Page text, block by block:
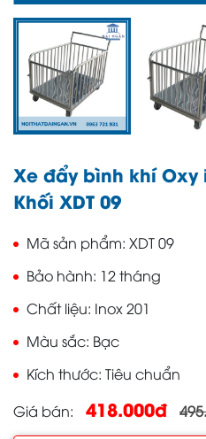
Xe đẩy bình khí
Khối XDT 09
Mã sản phẩm XDT 09
Bảo hành 12 tháng
Chất liệu Inox 201
Màu sắc Bạc
Kích thước Tiêu chuẩn
Giá bán
418.000đ